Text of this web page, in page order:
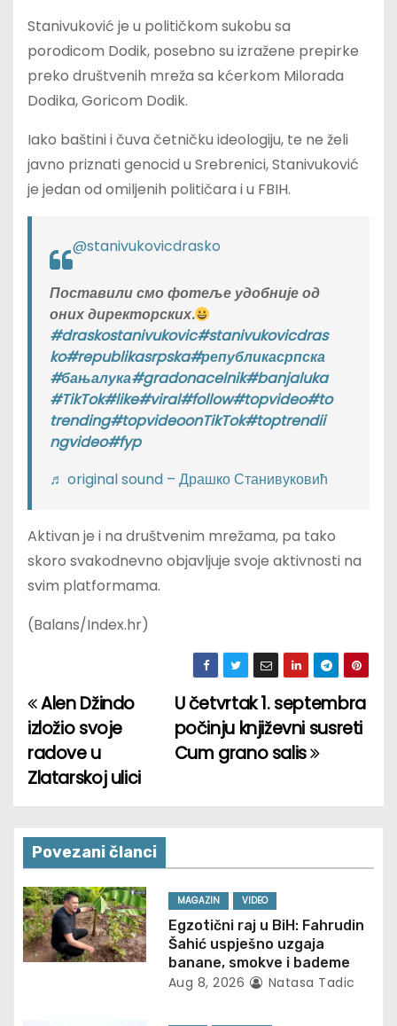
Stanivuković je u političkom sukobu sa
porodicom Dodik, posebno su izražene prepirke
preko društvenih mreža sa kćerkom Milorada
Dodika, Goricom Dodik.
Iako baštini i čuva četničku ideologiju, te ne želi
javno priznati genocid u Srebrenici, Stanivuković
je jedan od omiljenih političara i u FBIH.
@stanivukovicdrasko
Поставили смо фотеље удобније од
оних директорских.
#draskostanivukovic#stanivukovicdras
ko#republikasrpska#републикасрпска
#бањалука#gradonacelnik#banjaluka
#TikTok#like#viral#follow#topvideo#to
trending#topvideoonTikTok#toptrendii
ngvideo#fyp
♬ original sound – Драшко Станивуковић
Aktivan je i na društvenim mrežama, pa tako
skoro svakodnevno objavljuje svoje aktivnosti na
svim platformama.
(Balans/Index.hr)
P
o
s
n
a
v
i
U četvrtak 1. septembra
počinju književni susreti
Cum grano salis
Alen Džindo
izložio svoje
radove u
Zlatarskoj ulici
Povezani članci
MAGAZIN VIDEO
Egzotični raj u BiH: Fahrudin
Šahić uspješno uzgaja
banane, smokve i bademe
Aug 8, 2026 Natasa Tadic